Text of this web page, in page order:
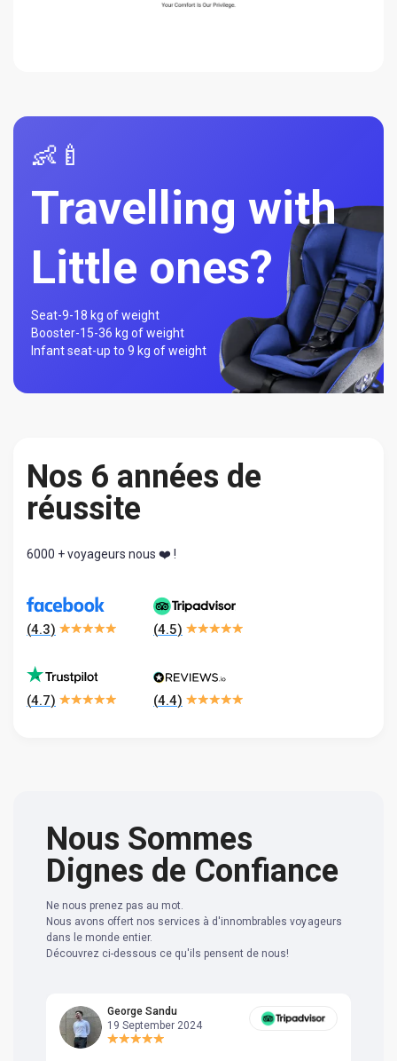
👶🍼
Travelling with
Little ones?
Seat-9-18 kg of weight
Booster-15-36 kg of weight
Infant seat-up to 9 kg of weight
Nos 6 années de
réussite
6000 + voyageurs nous ❤️ !
(4.3) (4.5)
(4.7) (4.4)
Nous Sommes
Dignes de Confiance
Ne nous prenez pas au mot.
Nous avons offert nos services à d'innombrables voyageurs
dans le monde entier.
Découvrez ci-dessous ce qu'ils pensent de nous!
George Sandu
19 September 2024